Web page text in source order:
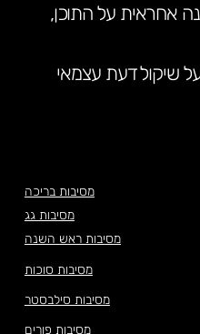
מסיבות בריכה
מסיבות גג
מסיבות ראש השנה
מסיבות סוכות
מסיבות סילבסטר
מסיבות פורים
אחראית על התוכן,
שיקול דעת עצמאי